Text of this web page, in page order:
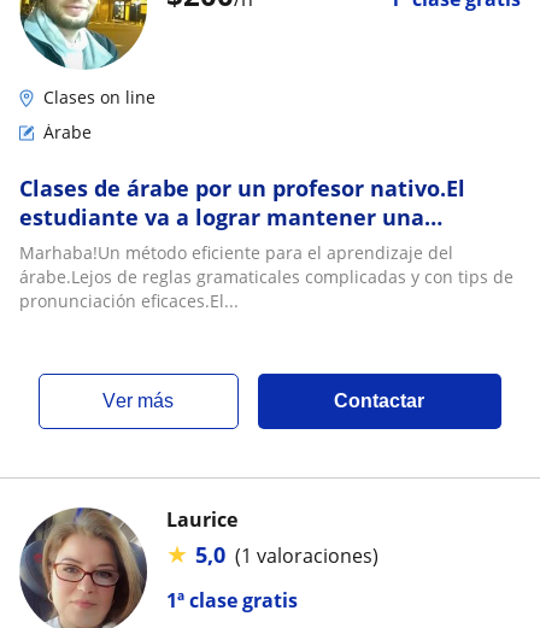
Clases on line
Árabe
Clases de árabe por un profesor nativo.El
estudiante va a lograr mantener una
conversacion despues de solo tres meses de
estudio
Marhaba!Un método eficiente para el aprendizaje del
árabe.Lejos de reglas gramaticales complicadas y con tips de
pronunciación eficaces.El...
ver más Contactar
1ª clase gratis
Laurice
★ 5,0 (1 valoraciones)